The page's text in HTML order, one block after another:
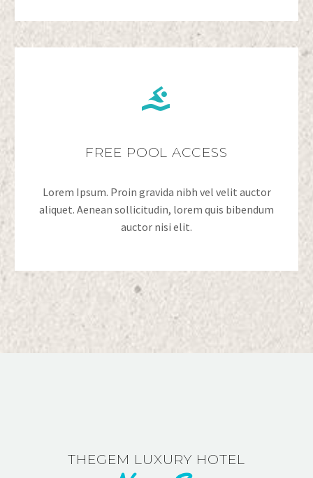


FREE POOL ACCESS
Lorem Ipsum. Proin gravida nibh vel velit auctor
aliquet. Aenean sollicitudin, lorem quis bibendum
auctor nisi elit.
THEGEM LUXURY HOTEL